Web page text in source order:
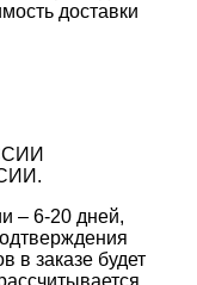
доставки
– 6-20 дней,
в заказе будет